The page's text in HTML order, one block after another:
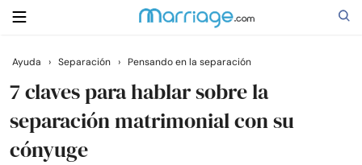
Buscar
Casarse
Ayuda › Separación › Pensando en la separación
7 claves para hablar sobre la
separación matrimonial con su
cónyuge